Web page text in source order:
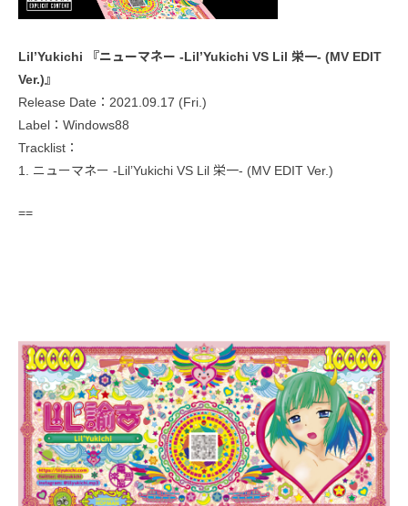
Lil’Yukichi 『ニューマネー -Lil’Yukichi VS Lil 栄一- (MV EDIT
Ver.)』
Release Date：2021.09.17 (Fri.)
Label：Windows88
Tracklist：
1. ニューマネー -Lil’Yukichi VS Lil 栄一- (MV EDIT Ver.)
==